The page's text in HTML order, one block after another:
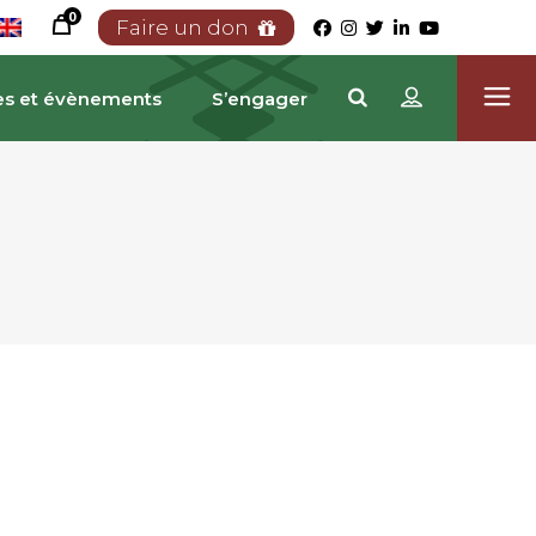
0 Faire un don
et évènements S’engager